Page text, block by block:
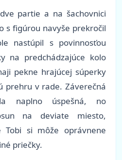
partie a na šachovnici
s figúrou navyše prekročil
nastúpil s povinnosťou
na predchádzajúce kolo
pekne hrajúcej súperky
prehru v rade. Záverečná
naplno úspešná, no
na deviate miesto,
si môže oprávnene
priečky.